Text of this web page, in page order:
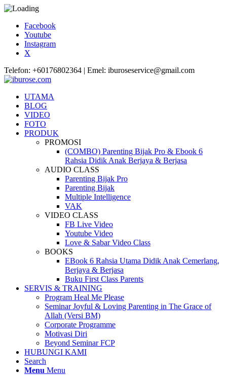
Facebook
Youtube
Instagram
X
Telefon: +60176802364 | Emel: iburoseservice@gmail.com
UTAMA
BLOG
VIDEO
FOTO
PRODUK
PROMOSI
(COMBO) Parenting Bijak Pro & Ebook 6
Rahsia Didik Anak Berjaya & Berjasa
AUDIO CLASS
Parenting Bijak Pro
Parenting Bijak
Multiple Intelligence
VAK
VIDEO CLASS
FB Live Video
Youtube Video
Love & Sabar Video Class
BOOKS
EBook 6 Rahsia Utama Didik Anak Cemerlang,
Berjaya & Berjasa
Buku First Class Parents
SERVIS & TRAINING
Program Heal Me Please
Seminar Joyful & Loving Parenting in The Grace of
Allah (Versi BM)
Corporate Programme
Motivasi Diri
Beyond Seminar FCP
HUBUNGI KAMI
Search
Menu Menu